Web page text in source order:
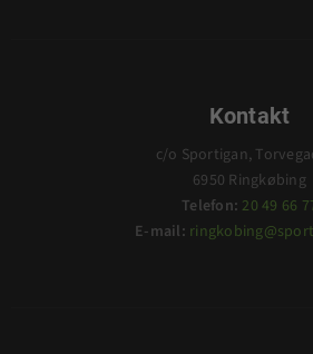
Kontakt
c/o Sportigan,
6950 Ringkøbing
Telefon: 20 49 66
E-mail: